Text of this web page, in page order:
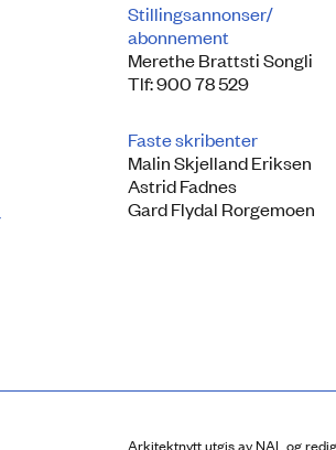
Stillingsannonser/
abonnement
Merethe Brattsti Songli
Tlf: 900 78 529
Faste skribenter
Malin Skjelland Eriksen
Astrid Fadnes
Gard Flydal Rorgemoen
Arkitektnytt utgis av NAL og